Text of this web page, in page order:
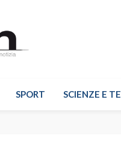
SPORT SCIENZE E